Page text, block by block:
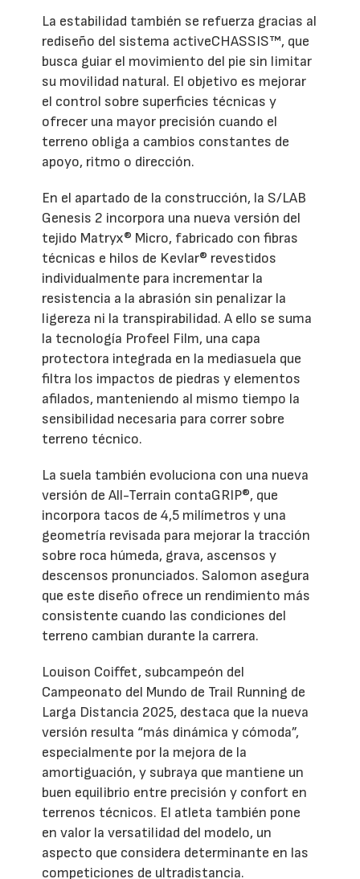
La estabilidad también se refuerza gracias al
rediseño del sistema activeCHASSIS™, que
busca guiar el movimiento del pie sin limitar
su movilidad natural. El objetivo es mejorar
el control sobre superficies técnicas y
ofrecer una mayor precisión cuando el
terreno obliga a cambios constantes de
apoyo, ritmo o dirección.
En el apartado de la construcción, la S/LAB
Genesis 2 incorpora una nueva versión del
tejido Matryx® Micro, fabricado con fibras
técnicas e hilos de Kevlar® revestidos
individualmente para incrementar la
resistencia a la abrasión sin penalizar la
ligereza ni la transpirabilidad. A ello se suma
la tecnología Profeel Film, una capa
protectora integrada en la mediasuela que
filtra los impactos de piedras y elementos
afilados, manteniendo al mismo tiempo la
sensibilidad necesaria para correr sobre
terreno técnico.
La suela también evoluciona con una nueva
versión de All-Terrain contaGRIP®, que
incorpora tacos de 4,5 milímetros y una
geometría revisada para mejorar la tracción
sobre roca húmeda, grava, ascensos y
descensos pronunciados. Salomon asegura
que este diseño ofrece un rendimiento más
consistente cuando las condiciones del
terreno cambian durante la carrera.
Louison Coiffet, subcampeón del
Campeonato del Mundo de Trail Running de
Larga Distancia 2025, destaca que la nueva
versión resulta “más dinámica y cómoda”,
especialmente por la mejora de la
amortiguación, y subraya que mantiene un
buen equilibrio entre precisión y confort en
terrenos técnicos. El atleta también pone
en valor la versatilidad del modelo, un
aspecto que considera determinante en las
competiciones de ultradistancia.